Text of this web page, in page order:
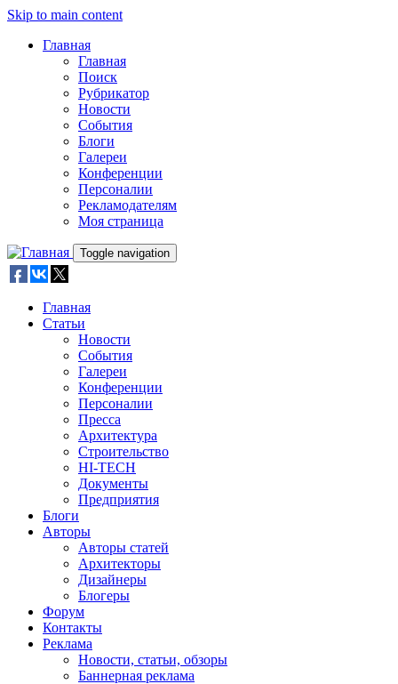
Skip to main content
Главная
Главная
Поиск
Рубрикатор
Новости
События
Блоги
Галереи
Конференции
Персоналии
Рекламодателям
Моя страница
Toggle navigation
Главная
Статьи
Новости
События
Галереи
Конференции
Персоналии
Пресса
Архитектура
Строительство
HI-TECH
Документы
Предприятия
Блоги
Авторы
Авторы статей
Архитекторы
Дизайнеры
Блогеры
Форум
Контакты
Реклама
Новости, статьи, обзоры
Баннерная реклама